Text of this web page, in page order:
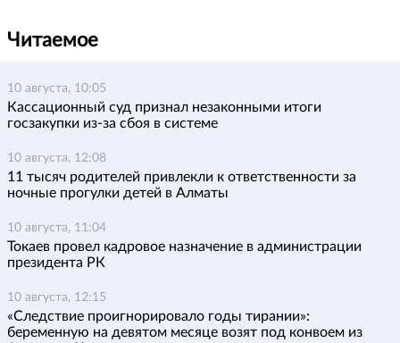
Читаемое
10 августа, 10:05
Кассационный суд признал незаконными итоги
госзакупки из-за сбоя в системе
10 августа, 12:08
11 тысяч родителей привлекли к ответственности за
ночные прогулки детей в Алматы
10 августа, 11:04
Токаев провел кадровое назначение в администрации
президента РК
10 августа, 12:15
«Следствие проигнорировало годы тирании»:
беременную на девятом месяце возят под конвоем из